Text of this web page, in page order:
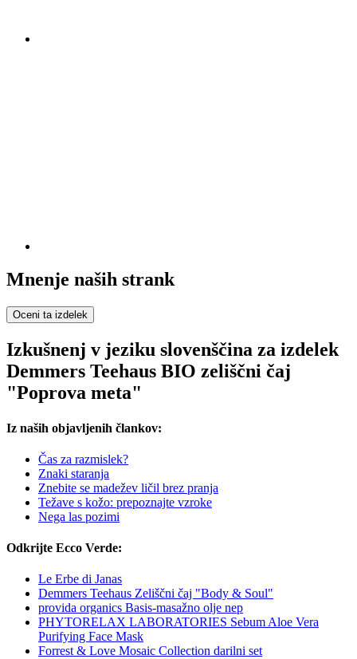
Mnenje naših strank
Oceni ta izdelek
Izkušnenj v jeziku slovenščina za izdelek
Demmers Teehaus BIO zeliščni čaj
"Poprova meta"
Iz naših objavljenih člankov:
Čas za razmislek?
Znaki staranja
Znebite se madežev ličil brez pranja
Težave s kožo: prepoznajte vzroke
Nega las pozimi
Odkrijte Ecco Verde:
Le Erbe di Janas
Demmers Teehaus Zeliščni čaj "Body & Soul"
provida organics Basis-masažno olje nep
PHYTORELAX LABORATORIES Sebum Aloe Vera
Purifying Face Mask
Forrest & Love Mosaic Collection darilni set